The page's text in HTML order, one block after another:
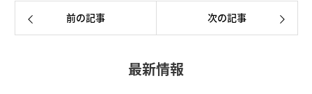
前の記事 次の記事
最新情報